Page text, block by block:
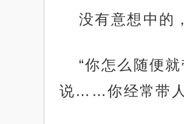
没有意想中的
“你怎么随便
说……你经常带人